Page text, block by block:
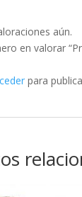
aún.
en valorar
para